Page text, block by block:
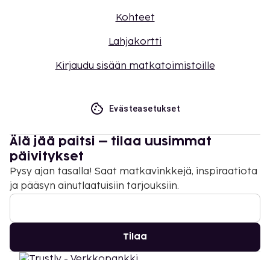
Kohteet
Lahjakortti
Kirjaudu sisään matkatoimistoille
Evästeasetukset
Älä jää paitsi – tilaa uusimmat
päivitykset
Pysy ajan tasalla! Saat matkavinkkejä, inspiraatiota
ja pääsyn ainutlaatuisiin tarjouksiin.
Tilaa